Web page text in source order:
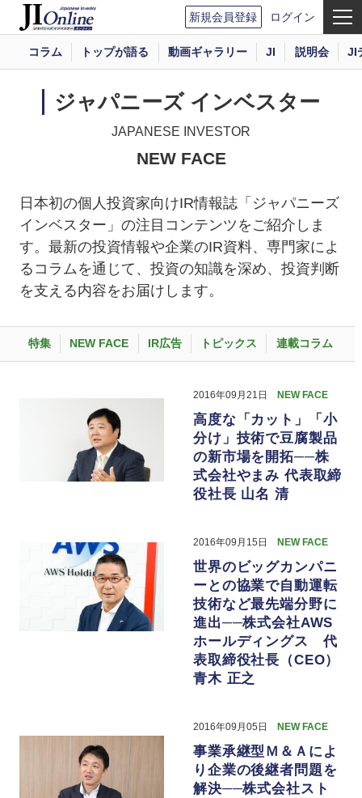
新規会員登録 ログイン
コラム トップが語る 動画ギャラリー JI 説明会 JI
ジャパニーズ インベスター
JAPANESE INVESTOR
NEW FACE
日本初の個人投資家向けIR情報誌「ジャパニーズ
インベスター」の注目コンテンツをご紹介しま
す。最新の投資情報や企業のIR資料、専門家によ
るコラムを通じて、投資の知識を深め、投資判断
を支える内容をお届けします。
特集 NEW FACE IR広告 トピックス 連載コラム
2016年09月21日 NEW FACE
高度な「カット」「小
分け」技術で豆腐製品
の新市場を開拓──株
式会社やまみ 代表取締
役社長 山名 清
2016年09月15日 NEW FACE
世界のビッグカンパニ
ーとの協業で自動運転
技術など最先端分野に
進出──株式会社AWS
ホールディングス 代
表取締役社長（CEO）
青木 正之
2016年09月05日 NEW FACE
事業承継型Ｍ＆Ａによ
り企業の後継者問題を
解決──株式会社スト